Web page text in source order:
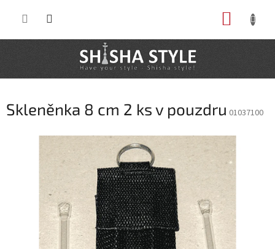
Skleněnka 8 cm 2 ks v pouzdru 01037100